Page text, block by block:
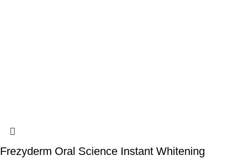
Frezyderm Oral Science Instant Whitening